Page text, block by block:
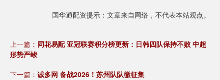
国华通配资提示：文章来自网络，不代表本站观点。
上一篇： 同花易配 亚冠联赛积分榜更新：日韩四队保持不败 中超
形势严峻
下一篇： 诚多网 备战2026！苏州队队徽征集